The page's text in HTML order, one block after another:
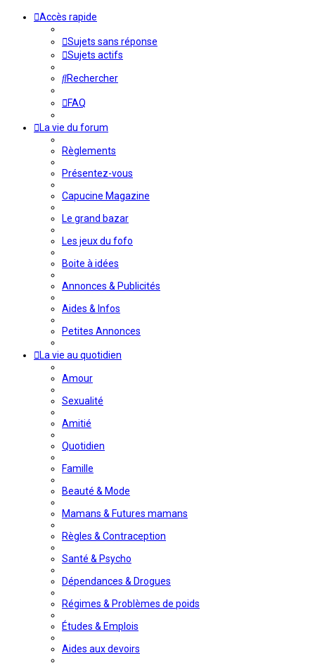
Accès rapide
Sujets sans réponse
Sujets actifs
Rechercher
FAQ
La vie du forum
Règlements
Présentez-vous
Capucine Magazine
Le grand bazar
Les jeux du fofo
Boite à idées
Annonces & Publicités
Aides & Infos
Petites Annonces
La vie au quotidien
Amour
Sexualité
Amitié
Quotidien
Famille
Beauté & Mode
Mamans & Futures mamans
Règles & Contraception
Santé & Psycho
Dépendances & Drogues
Régimes & Problèmes de poids
Études & Emplois
Aides aux devoirs